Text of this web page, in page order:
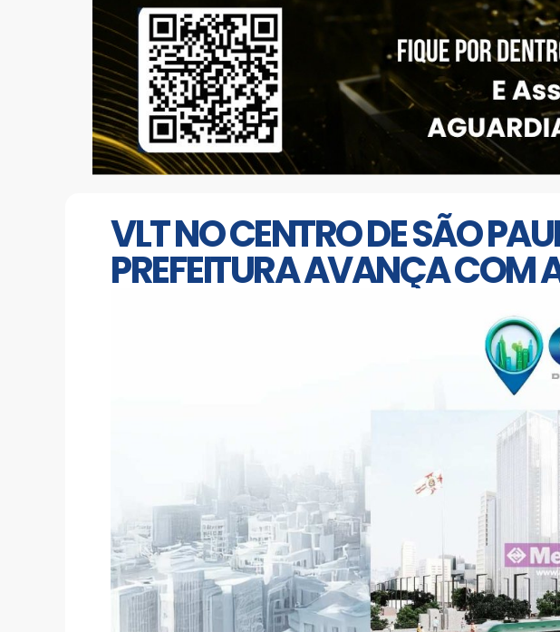
VLT NO CENTRO DE SÃO
PREFEITURA AVANÇA COM